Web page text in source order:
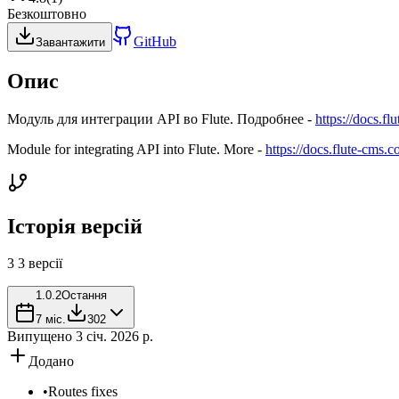
Безкоштовно
Завантажити GitHub
Опис
Модуль для интеграции API во Flute. Подробнее - https://
Module for integrating API into Flute. More - https://docs.flute-
Історія версій
3 3 версії
1.0.2Остання
7 міс.
302
Випущено 3 січ. 2026 р.
Додано
•Routes fixes